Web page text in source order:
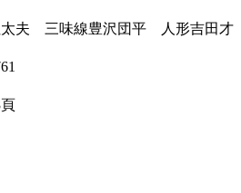
太夫 三味線豊沢団平 人形吉田才